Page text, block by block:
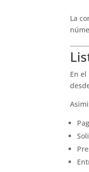
La
En